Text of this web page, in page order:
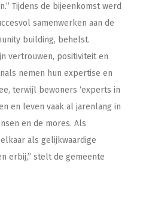
Tijdens de bijeenkomst werd
samenwerken aan de
building, behelst.
vertrouwen, positiviteit en
nemen hun expertise en
terwijl bewoners ‘experts in
en leven vaak al jarenlang in
en de mores. Als
als gelijkwaardige
erbij,’’ stelt de gemeente